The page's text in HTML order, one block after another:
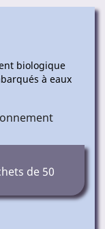
biologique
à eaux
de 50